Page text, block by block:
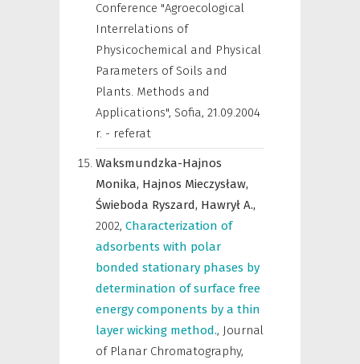
Conference "Agroecological
Interrelations of
Physicochemical and Physical
Parameters of Soils and
Plants. Methods and
Applications", Sofia, 21.09.2004
r. - referat
Waksmundzka-Hajnos
Monika, Hajnos Mieczysław,
Świeboda Ryszard, Hawrył A.,
2002, Characterization of
adsorbents with polar
bonded stationary phases by
determination of surface free
energy components by a thin
layer wicking method., Journal
of Planar Chromatography,